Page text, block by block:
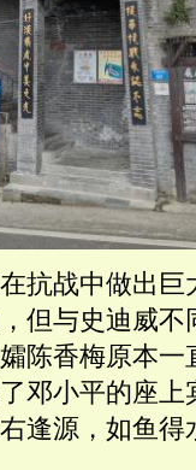
抗战中做出巨
但与史迪威不
陈香梅原本一
邓小平的座上
逢源，如鱼得